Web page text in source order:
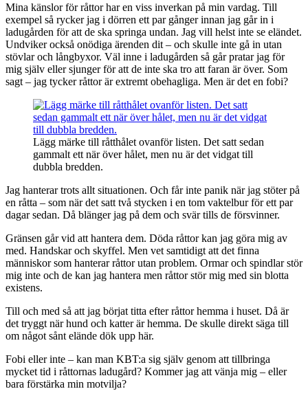
Mina känslor för råttor har en viss inverkan på min vardag. Till
exempel så rycker jag i dörren ett par gånger innan jag går in i
ladugården för att de ska springa undan. Jag vill helst inte se eländet.
Undviker också onödiga ärenden dit – och skulle inte gå in utan
stövlar och långbyxor. Väl inne i ladugården så går pratar jag för
mig själv eller sjunger för att de inte ska tro att faran är över. Som
sagt – jag tycker råttor är extremt obehagliga. Men är det en fobi?
Lägg märke till råtthålet ovanför listen. Det satt sedan
gammalt ett när över hålet, men nu är det vidgat till
dubbla bredden.
Jag hanterar trots allt situationen. Och får inte panik när jag stöter på
en råtta – som när det satt två stycken i en tom vaktelbur för ett par
dagar sedan. Då blänger jag på dem och svär tills de försvinner.
Gränsen går vid att hantera dem. Döda råttor kan jag göra mig av
med. Handskar och skyffel. Men vet samtidigt att det finna
människor som hanterar råttor utan problem. Ormar och spindlar stör
mig inte och de kan jag hantera men råttor stör mig med sin blotta
existens.
Till och med så att jag börjat titta efter råttor hemma i huset. Då är
det tryggt när hund och katter är hemma. De skulle direkt säga till
om något sånt elände dök upp här.
Fobi eller inte – kan man KBT:a sig själv genom att tillbringa
mycket tid i råttornas ladugård? Kommer jag att vänja mig – eller
bara förstärka min motvilja?